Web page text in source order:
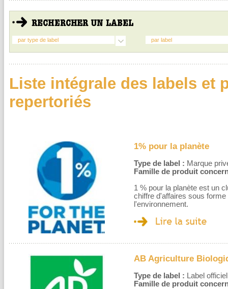
par type de label par label
Liste intégrale des labels et
repertoriés
1% pour la planète
Type de label : Marque
Famille de produit
1 % pour la planète est un
chiffre d'affaires sous
l'environnement.
AB Agriculture
Type de label : Label officiel
Famille de produit